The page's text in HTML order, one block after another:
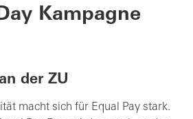
Kampagne
der ZU
macht sich für Equal Pay stark.